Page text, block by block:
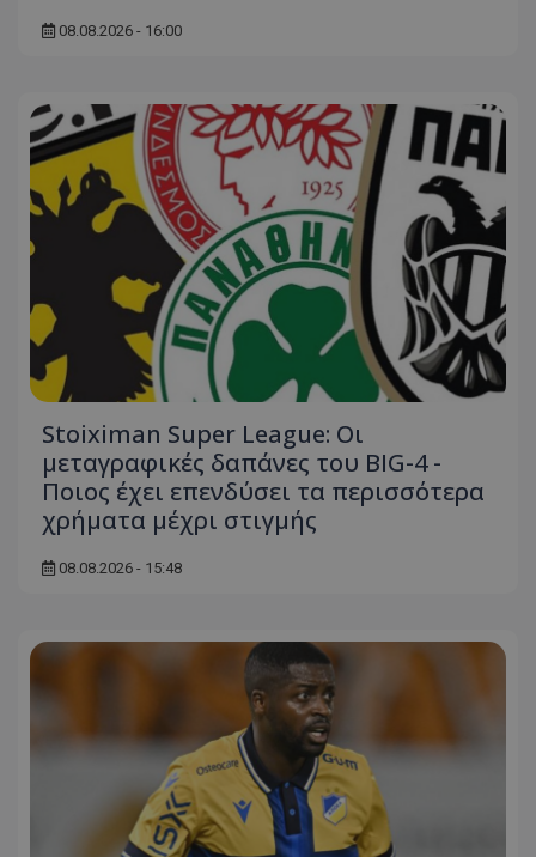
08.08.2026 - 16:00
Stoiximan Super League: Οι
μεταγραφικές δαπάνες του BIG-4 -
Ποιος έχει επενδύσει τα περισσότερα
χρήματα μέχρι στιγμής
08.08.2026 - 15:48